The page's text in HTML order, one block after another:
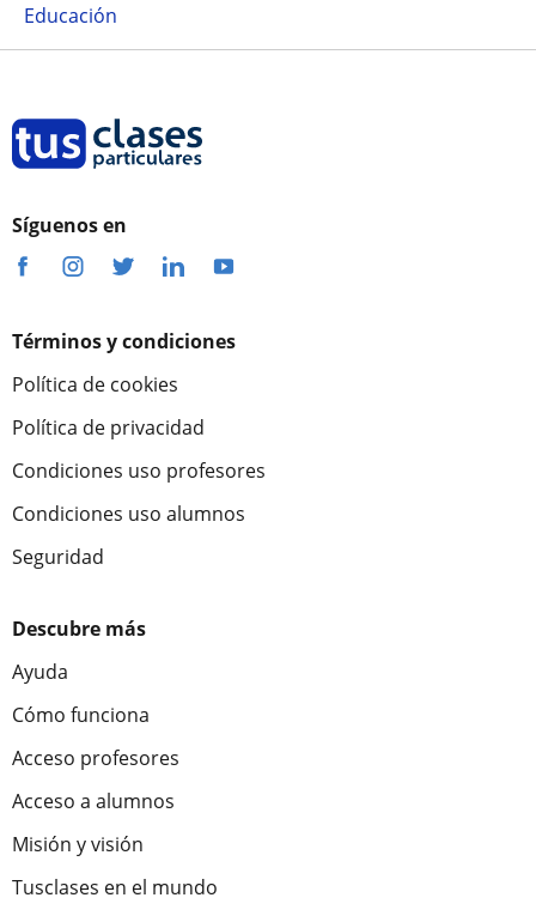
Educación
Síguenos en
Términos y condiciones
Política de cookies
Política de privacidad
Condiciones uso profesores
Condiciones uso alumnos
Seguridad
Descubre más
Ayuda
Cómo funciona
Acceso profesores
Acceso a alumnos
Misión y visión
Tusclases en el mundo